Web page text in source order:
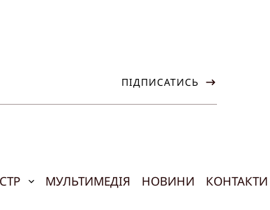
ПІДПИСАТИСЬ
МУЛЬТИМЕДІЯ НОВИНИ КОНТАКТИ